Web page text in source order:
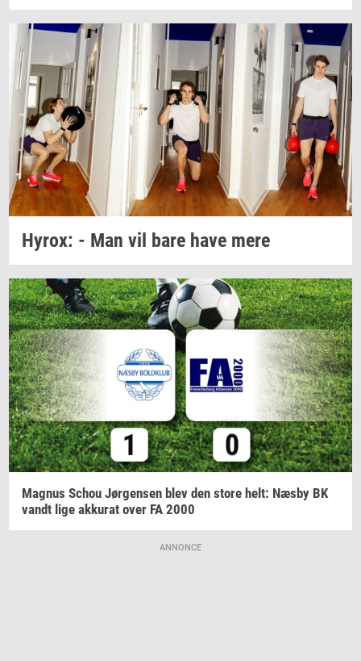
Hyrox: - Man vil bare have mere
Magnus Schou Jør­gen­sen blev den store helt: Næsby BK
vandt lige ak­ku­rat over FA 2000
ANNONCE